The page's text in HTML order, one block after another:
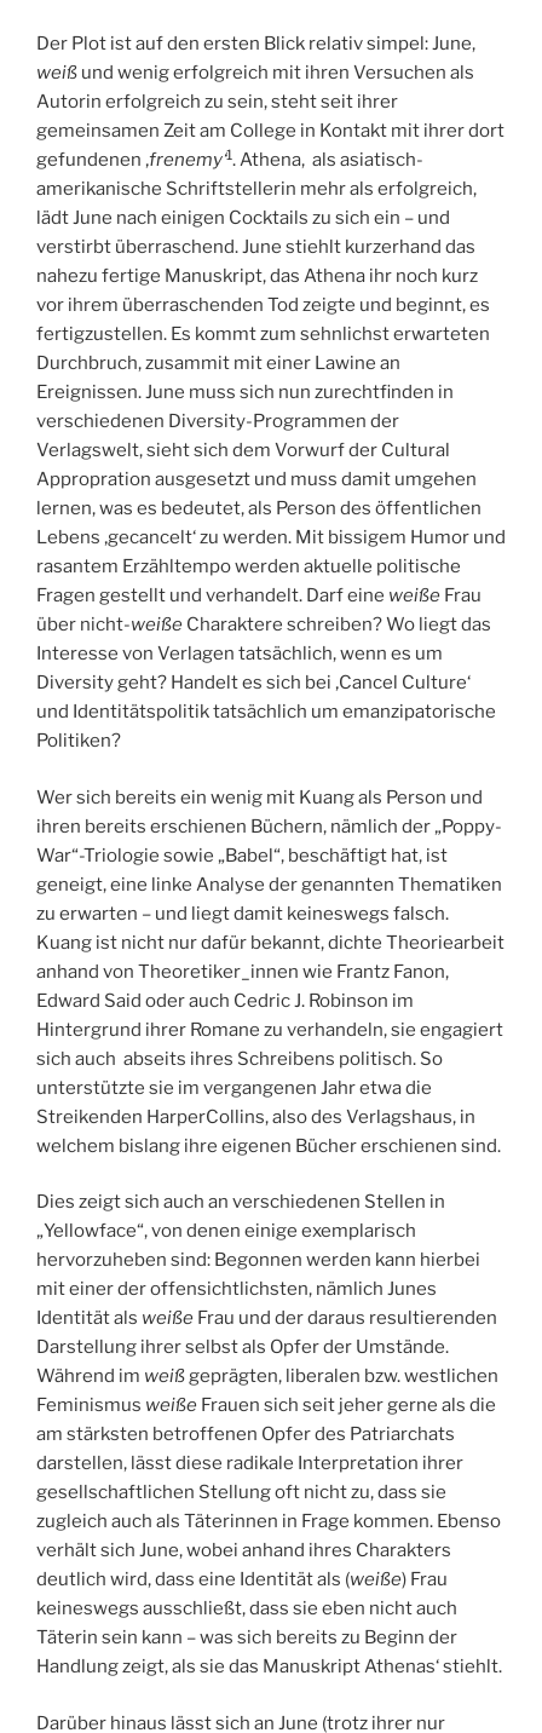
Der Plot ist auf den ersten Blick relativ simpel: June,
weiß und wenig erfolgreich mit ihren Versuchen als
Autorin erfolgreich zu sein, steht seit ihrer
gemeinsamen Zeit am College in Kontakt mit ihrer dort
gefundenen ‚frenemy‘1. Athena, als asiatisch-
amerikanische Schriftstellerin mehr als erfolgreich,
lädt June nach einigen Cocktails zu sich ein – und
verstirbt überraschend. June stiehlt kurzerhand das
nahezu fertige Manuskript, das Athena ihr noch kurz
vor ihrem überraschenden Tod zeigte und beginnt, es
fertigzustellen. Es kommt zum sehnlichst erwarteten
Durchbruch, zusammit mit einer Lawine an
Ereignissen. June muss sich nun zurechtfinden in
verschiedenen Diversity-Programmen der
Verlagswelt, sieht sich dem Vorwurf der Cultural
Appropration ausgesetzt und muss damit umgehen
lernen, was es bedeutet, als Person des öffentlichen
Lebens ‚gecancelt‘ zu werden. Mit bissigem Humor und
rasantem Erzähltempo werden aktuelle politische
Fragen gestellt und verhandelt. Darf eine weiße Frau
über nicht-weiße Charaktere schreiben? Wo liegt das
Interesse von Verlagen tatsächlich, wenn es um
Diversity geht? Handelt es sich bei ‚Cancel Culture‘
und Identitätspolitik tatsächlich um emanzipatorische
Politiken?
Wer sich bereits ein wenig mit Kuang als Person und
ihren bereits erschienen Büchern, nämlich der „Poppy-
War“-Triologie sowie „Babel“, beschäftigt hat, ist
geneigt, eine linke Analyse der genannten Thematiken
zu erwarten – und liegt damit keineswegs falsch.
Kuang ist nicht nur dafür bekannt, dichte Theoriearbeit
anhand von Theoretiker_innen wie Frantz Fanon,
Edward Said oder auch Cedric J. Robinson im
Hintergrund ihrer Romane zu verhandeln, sie engagiert
sich auch abseits ihres Schreibens politisch. So
unterstützte sie im vergangenen Jahr etwa die
Streikenden HarperCollins, also des Verlagshaus, in
welchem bislang ihre eigenen Bücher erschienen sind.
Dies zeigt sich auch an verschiedenen Stellen in
„Yellowface“, von denen einige exemplarisch
hervorzuheben sind: Begonnen werden kann hierbei
mit einer der offensichtlichsten, nämlich Junes
Identität als weiße Frau und der daraus resultierenden
Darstellung ihrer selbst als Opfer der Umstände.
Während im weißgeprägten, liberalen bzw. westlichen
Feminismus weiße Frauen sich seit jeher gerne als die
am stärksten betroffenen Opfer des Patriarchats
darstellen, lässt diese radikale Interpretation ihrer
gesellschaftlichen Stellung oft nicht zu, dass sie
zugleich auch als Täterinnen in Frage kommen. Ebenso
verhält sich June, wobei anhand ihres Charakters
deutlich wird, dass eine Identität als (weiße) Frau
keineswegs ausschließt, dass sie eben nicht auch
Täterin sein kann – was sich bereits zu Beginn der
Handlung zeigt, als sie das Manuskript Athenas‘ stiehlt.
Darüber hinaus lässt sich an June (trotz ihrer nur